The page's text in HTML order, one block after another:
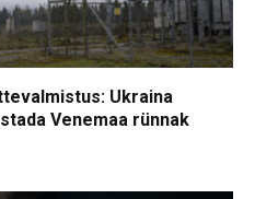
Ukraina
Venemaa rünnak